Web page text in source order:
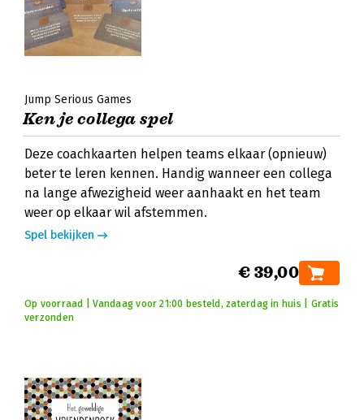
Jump Serious Games
Ken je collega spel
Deze coachkaarten helpen teams elkaar (opnieuw)
beter te leren kennen. Handig wanneer een collega
na lange afwezigheid weer aanhaakt en het team
weer op elkaar wil afstemmen.
Spel bekijken
€ 39,00
Op voorraad | Vandaag voor 21:00 besteld, zaterdag in huis | Gratis
verzonden